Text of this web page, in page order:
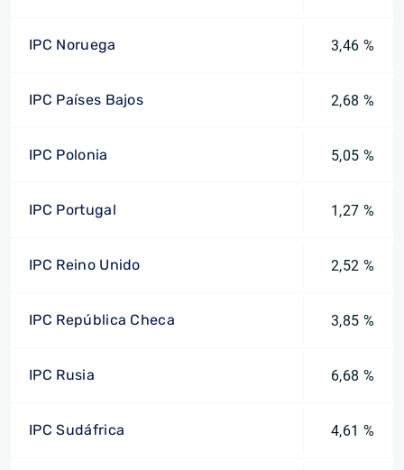
IPC Noruega 3,46 %
IPC Países Bajos 2,68 %
IPC Polonia 5,05 %
IPC Portugal 1,27 %
IPC Reino Unido 2,52 %
IPC República Checa 3,85 %
IPC Rusia 6,68 %
IPC Sudáfrica 4,61 %